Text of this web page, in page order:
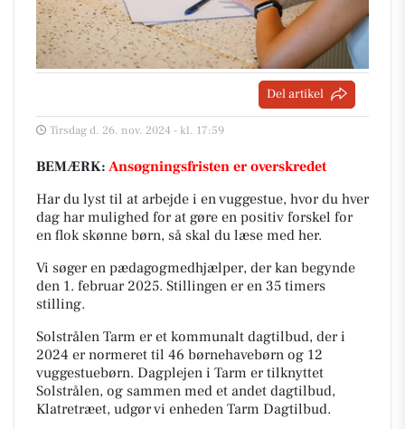
Del artikel
Tirsdag d. 26. nov. 2024 - kl. 17:59
BEMÆRK: Ansøgningsfristen er overskredet
Har du lyst til at arbejde i en vuggestue, hvor du hver
dag har mulighed for at gøre en positiv forskel for
en flok skønne børn, så skal du læse med her.
Vi søger en pædagogmedhjælper, der kan begynde
den 1. februar 2025. Stillingen er en 35 timers
stilling.
Solstrålen Tarm er et kommunalt dagtilbud, der i
2024 er normeret til 46 børnehavebørn og 12
vuggestuebørn. Dagplejen i Tarm er tilknyttet
Solstrålen, og sammen med et andet dagtilbud,
Klatretræet, udgør vi enheden Tarm Dagtilbud.